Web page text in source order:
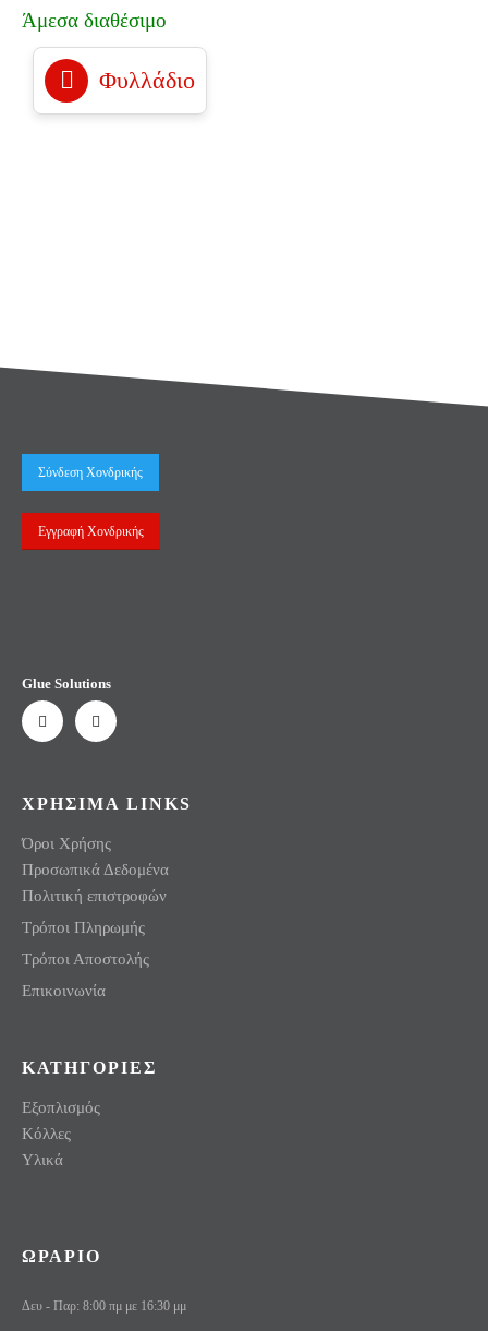
Άμεσα διαθέσιμο
Φυλλάδιο
Σύνδεση Χονδρικής
Εγγραφή Χονδρικής
Glue Solutions
ΧΡΗΣΙΜΑ LINKS
Όροι Χρήσης
Προσωπικά Δεδομένα
Πολιτική επιστροφών
Τρόποι Πληρωμής
Τρόποι Αποστολής
Επικοινωνία
ΚΑΤΗΓΟΡΙΕΣ
Εξοπλισμός
Κόλλες
Υλικά
ΩΡΑΡΙΟ
Δευ - Παρ: 8:00 πμ με 16:30 μμ